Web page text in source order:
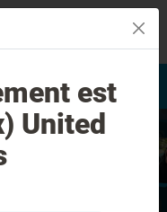
Trouver un praticien
est
United